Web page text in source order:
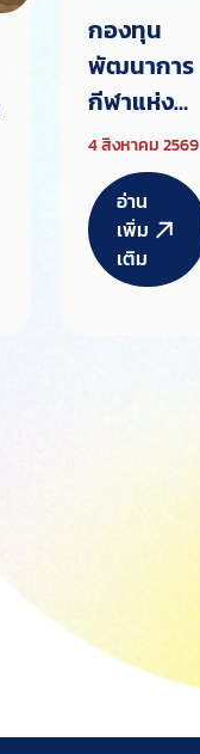
กองทุน
พัฒนาการ
กีฬาแห่ง
ชาติ จัด
ประชุมคณะ
อนุกรรมกา
รสวัสดิการ
ด้านกีฬา
4 สิงหาคม 2569
อ่าน
เพิ่ม
เติม